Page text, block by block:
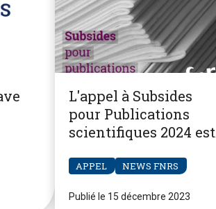
L'appel à Subsides
pour Publications
scientifiques 2024 est
APPEL NEWS FNRS
Publié le 15 décembre 2023